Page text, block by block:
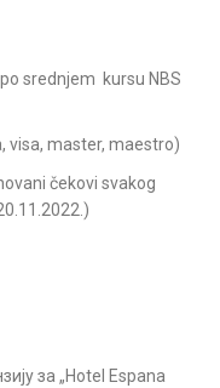
srednjem kursu NBS
visa, master, maestro)
čekovi svakog
за „Hotel Espana